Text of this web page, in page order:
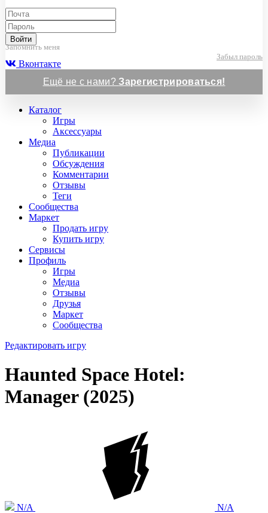
Войти
Запомнить меня
Забыл пароль
Вконтакте
Ещё не с нами?Зарегистрироваться!
Каталог
Игры
Аксессуары
Медиа
Публикации
Обсуждения
Комментарии
Отзывы
Теги
Сообщества
Маркет
Продать игру
Купить игру
Сервисы
Профиль
Игры
Медиа
Отзывы
Друзья
Маркет
Сообщества
Редактировать игру
Haunted Space Hotel:
Manager (2025)
N/A
N/A